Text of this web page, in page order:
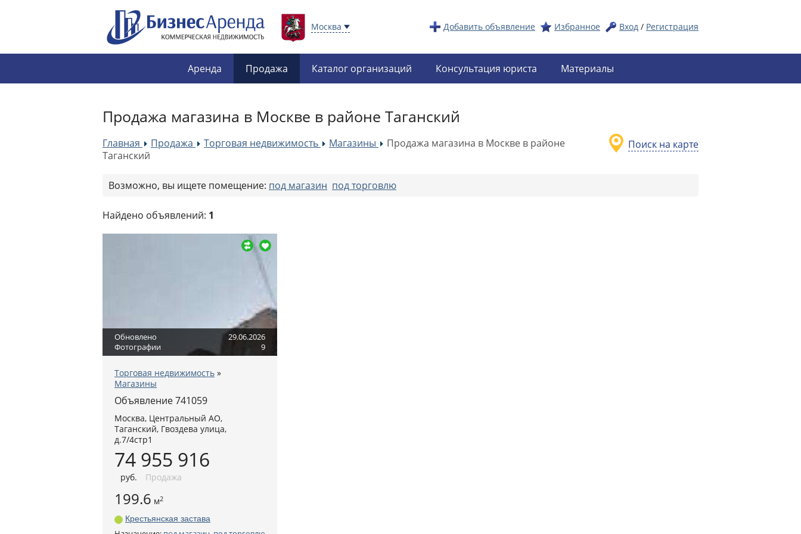
Москва Добавить объявление Избранное Вход / Регистрация
Аренда Продажа Каталог организаций Консультация юриста Материалы
Продажа магазина в Москве в районе Таганский
Поиск на карте
Главная »Продажа »
Торговая недвижимость »Магазины »Продажа магазина в Москве в районе
Таганский
Возможно, вы ищете помещение: под магазин под торговлю
Найдено объявлений: 1
Обновлено
29.06.2026
Фотографии
9
Торговая недвижимость »
Магазины
Объявление 741059
Москва, Центральный АО,
Таганский, Гвоздева улица,
д.7/4стр1
74 955 916
руб. Продажа
199.6 м2
Крестьянская застава